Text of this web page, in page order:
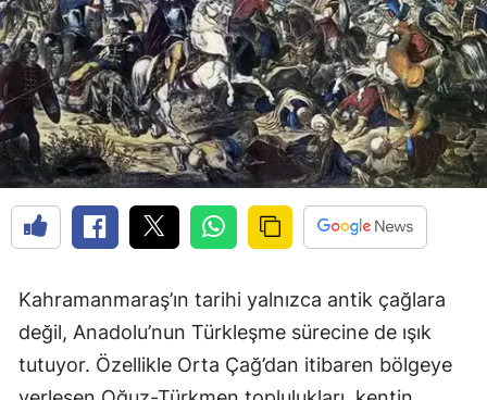
Kahramanmaraş’ın tarihi yalnızca antik çağlara
değil, Anadolu’nun Türkleşme sürecine de ışık
tutuyor. Özellikle Orta Çağ’dan itibaren bölgeye